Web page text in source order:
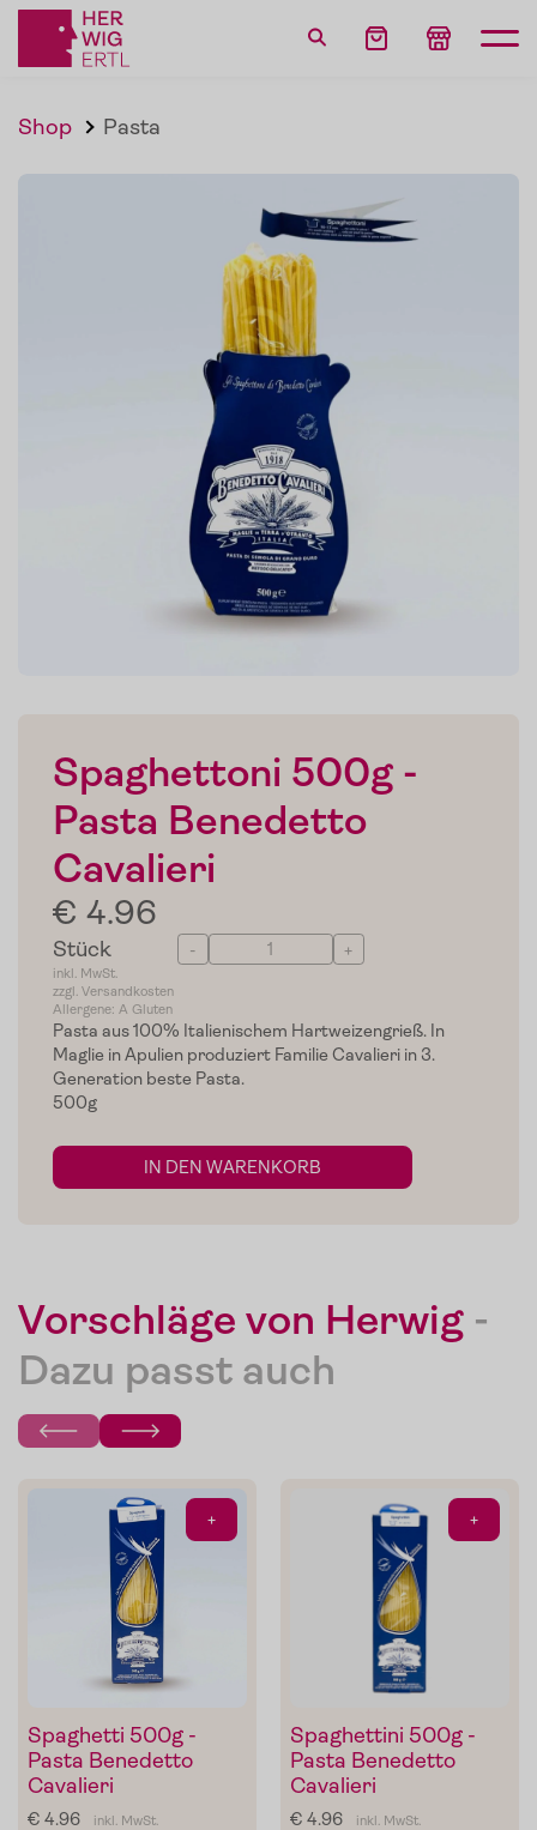
Home
Zum Shop
Edelgreissler
Blog
Presse
Kontakt
Login
Shop Pasta
Spaghettoni 500g -
Pasta Benedetto
Cavalieri
€ 4.96
Stück - +
inkl. MwSt.
zzgl. Versandkosten
Allergene: A Gluten
Pasta aus 100% Italienischem Hartweizengrieß. In
Maglie in Apulien produziert Familie Cavalieri in 3.
Generation beste Pasta.
500g
IN DEN WARENKORB
Vorschläge von Herwig-
Dazu passt auch
+
Spaghetti 500g -
Pasta Benedetto
Cavalieri
€ 4.96 inkl. MwSt.
+
Spaghettini 500g -
Pasta Benedetto
Cavalieri
€ 4.96 inkl. MwSt.